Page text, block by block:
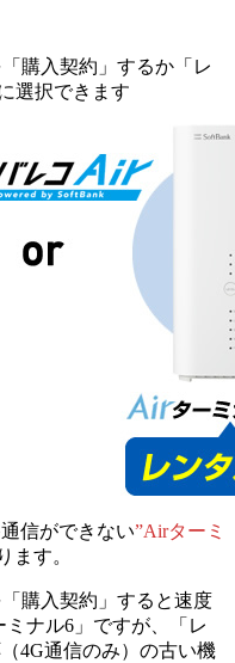
「購入契約」するか「レ
選択できます
信ができない”Airターミ
ます。
購入契約」すると速度
ナル6」ですが、「レ
4G通信のみ）の古い機